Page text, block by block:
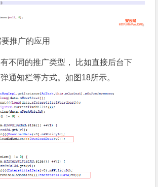
推广的应用
不同的推广类型， 比如直接后台下
通知栏等方式。如图18所示。